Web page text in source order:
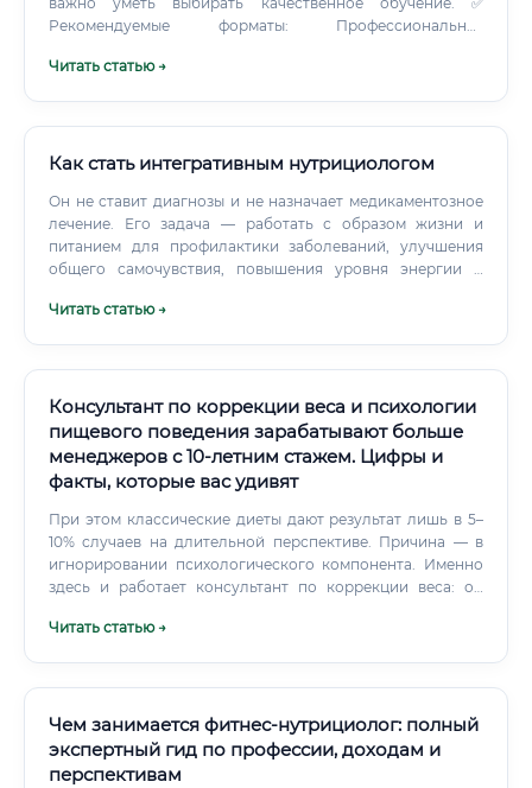
Рекомендуемые форматы: Профессиональная
500 часов) Авторские онлайн-школы с медицинской
модули (спортивное питание, нутрициология при
Можно ли войти в профессию без опыта ✅ Да, можно.
Читать статью →
Как стать интегративным нутрициологом
Он не ставит диагнозы и не назначает медикаментозное
лечение. Его задача — работать с образом жизни и
питанием для профилактики заболеваний, улучшения
общего самочувствия, повышения уровня энергии и
хронических состояниях (в тандеме с лечащим врачом).
Читать статью →
Консультант по коррекции веса и психологии
пищевого поведения зарабатывают больше
менеджеров с 10-летним стажем. Цифры и
факты, которые вас удивят
При этом классические диеты дают результат лишь в 5–
10% случаев на длительной перспективе. Причина — в
игнорировании психологического компонента. Именно
здесь и работает консультант по коррекции веса: он
разобраться с эмоциональным перееданием,
Читать статью →
Чем занимается фитнес-нутрициолог: полный
экспертный гид по профессии, доходам и
перспективам